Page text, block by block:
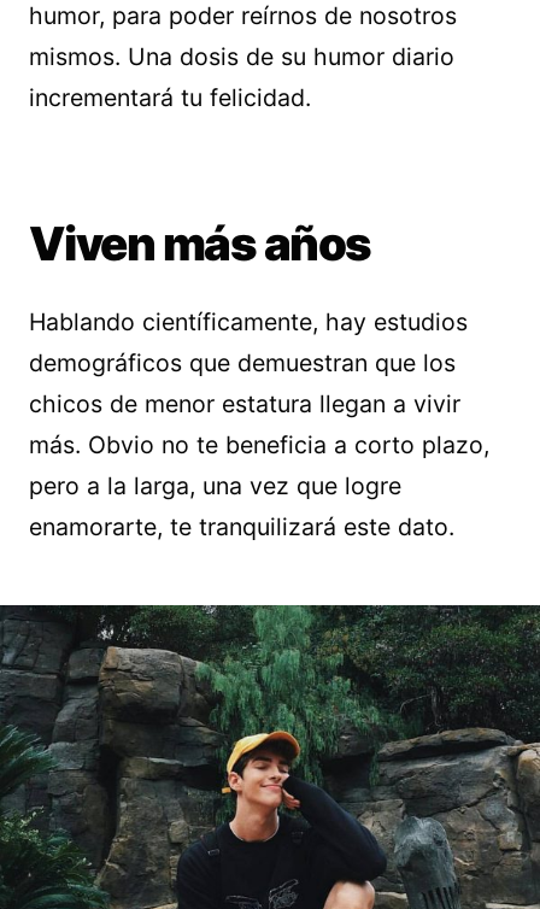
humor, para poder reírnos de nosotros
mismos. Una dosis de su humor diario
incrementará tu felicidad.
Viven más años
Hablando científicamente, hay estudios
demográficos que demuestran que los
chicos de menor estatura llegan a vivir
más. Obvio no te beneficia a corto plazo,
pero a la larga, una vez que logre
enamorarte, te tranquilizará este dato.